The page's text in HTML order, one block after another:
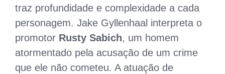
traz profundidade e complexidade a cada
personagem. Jake Gyllenhaal interpreta o
promotor Rusty Sabich, um homem
atormentado pela acusação de um crime
que ele não cometeu. A atuação de